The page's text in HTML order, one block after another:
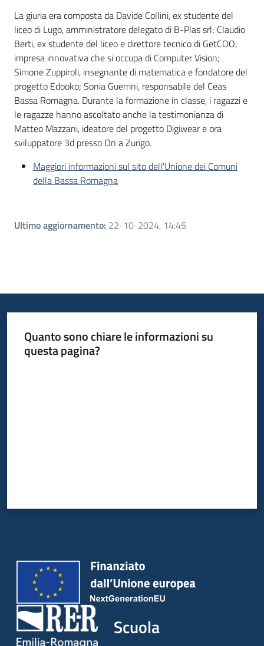
La giuria era composta da Davide Collini, ex studente del
liceo di Lugo, amministratore delegato di B-Plas srl; Claudio
Berti, ex studente del liceo e direttore tecnico di GetCOO,
impresa innovativa che si occupa di Computer Vision;
Simone Zuppiroli, insegnante di matematica e fondatore del
progetto Edooko; Sonia Guerrini, responsabile del Ceas
Bassa Romagna. Durante la formazione in classe, i ragazzi e
le ragazze hanno ascoltato anche la testimonianza di
Matteo Mazzani, ideatore del progetto Digiwear e ora
sviluppatore 3d presso On a Zurigo.
Maggiori informazioni sul sito dell'Unione dei Comuni
della Bassa Romagna
Ultimo aggiornamento: 22-10-2024, 14:45
Quanto sono chiare le informazioni su
questa pagina?
Scuola